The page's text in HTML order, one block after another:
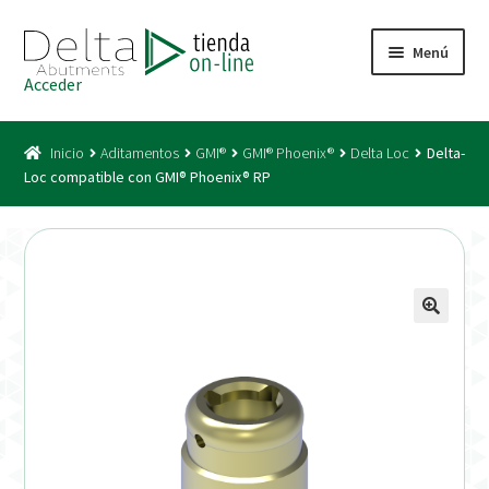
a
la
navegación
al
contenido
Menú
Acceso
Condiciones generales
Acceder
Inicio Aditamentos GMI® GMI® Phoenix® Delta Loc
Delta-
Loc compatible con GMI® Phoenix® RP